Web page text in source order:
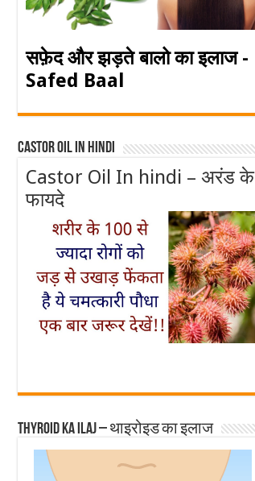
सफ़ेद और झड़ते बालो का इलाज -
Safed Baal
Castor Oil In Hindi
Castor Oil In hindi – अरंड के
फायदे
Thyroid ka ilaj – थाइरोइड का इलाज